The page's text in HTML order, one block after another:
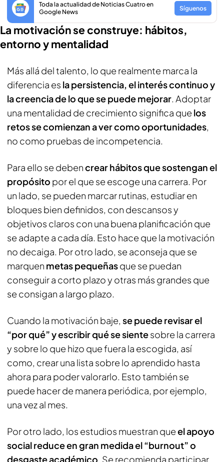
Toda la actualidad de Noticias Cuatro en
Google News
Síguenos
La motivación se construye: hábitos,
entorno y mentalidad
Más allá del talento, lo que realmente marca la
diferencia es la persistencia, el interés continuo y
la creencia de lo que se puede mejorar. Adoptar
una mentalidad de crecimiento significa que los
retos se comienzan a ver como oportunidades,
no como pruebas de incompetencia.
Para ello se debencrear hábitos que sostengan el
propósito por el que se escoge una carrera. Por
un lado, se pueden marcar rutinas, estudiar en
bloques bien definidos, con descansos y
objetivos claros con una buena planificación que
se adapte a cada día. Esto hace que la motivación
no decaiga. Por otro lado, se aconseja que se
marquen metas pequeñasque se puedan
conseguir a corto plazo y otras más grandes que
se consigan a largo plazo.
Cuando la motivación baje, se puede revisar el
“por qué” y escribir qué se sientesobre la carrera
y sobre lo que hizo que fuera la escogida, así
como, crear una lista sobre lo aprendido hasta
ahora para poder valorarlo. Esto también se
puede hacer de manera periódica, por ejemplo,
una vez al mes.
Por otro lado, los estudios muestran queel apoyo
social reduce en gran medida el “burnout” o
desgaste académico . Se recomienda participar